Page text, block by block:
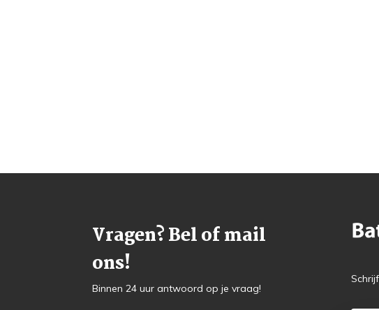
Vragen? Bel of mail
ons!
Binnen 24 uur antwoord op je vraag!